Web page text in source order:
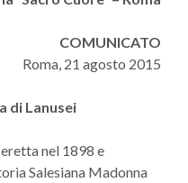
COMUNICATO
Roma, 21 agosto 2015
di Lanusei
eretta nel 1898 e
Salesiana Madonna